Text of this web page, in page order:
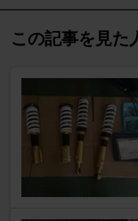
この記事を見た